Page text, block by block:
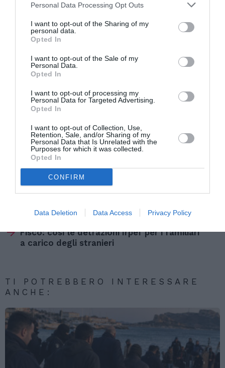
Personal Data Processing Opt Outs
I want to opt-out of the Sharing of my
personal data.
Opted In
I want to opt-out of the Sale of my
Personal Data.
Opted In
I want to opt-out of processing my
Personal Data for Targeted Advertising.
Opted In
I want to opt-out of Collection, Use,
Retention, Sale, and/or Sharing of my
Personal Data that Is Unrelated with the
Purposes for which it was collected.
Opted In
CONFIRM
Data Deletion Data Access Privacy Policy
"A Cerignola – spiega Daniele Calamita, della Flai
numero di cassoni riempiti. Abbiamo dovuto
spiegare che il pagamento a cottimo nel nostro
Paese è vietato dalla legge".
Articolo precedente
Fisco: così le detrazioni Irpef per i familiari
Fisco: così le detrazioni Irpef per i familiari
a carico degli stranieri
TI POTREBBERO INTERESSARE
ANCHE: